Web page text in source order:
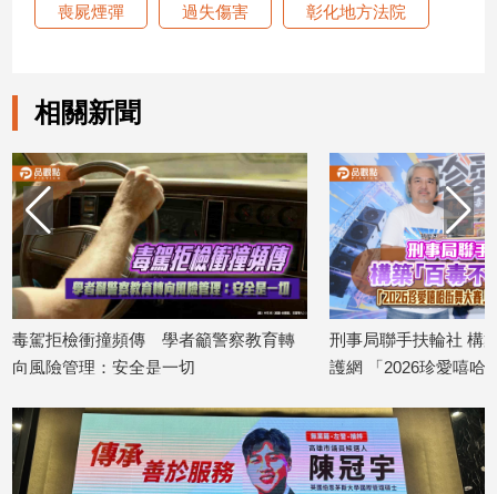
設
遊/
食
星
座/
命
理
消
費
健
康/
親
子/
感
情
喪屍煙彈 過失傷害 彰化地方法院
相關新聞
毒駕拒檢衝撞頻傳 學者籲警察教育轉
向風險管理：安全是一切
刑事局聯手扶輪社 構
護網 「2026珍愛嘻哈
2026/07/31